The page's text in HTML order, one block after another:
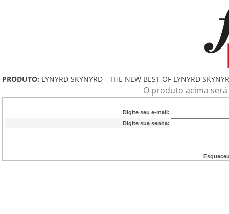
PRODUTO: LYNYRD SKYNYRD - THE NEW BEST OF LYNYRD
O produto acima
Digite seu e-mail:
Digite sua senha: